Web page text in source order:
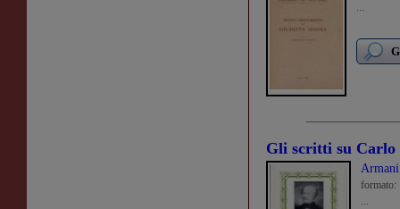
...
Gli scritti su Carlo
Armani
formato:
...